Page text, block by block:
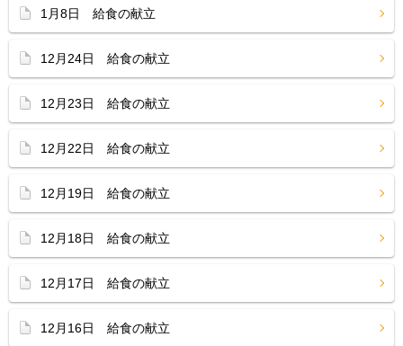
1月8日 給食の献立
12月24日 給食の献立
12月23日 給食の献立
12月22日 給食の献立
12月19日 給食の献立
12月18日 給食の献立
12月17日 給食の献立
12月16日 給食の献立